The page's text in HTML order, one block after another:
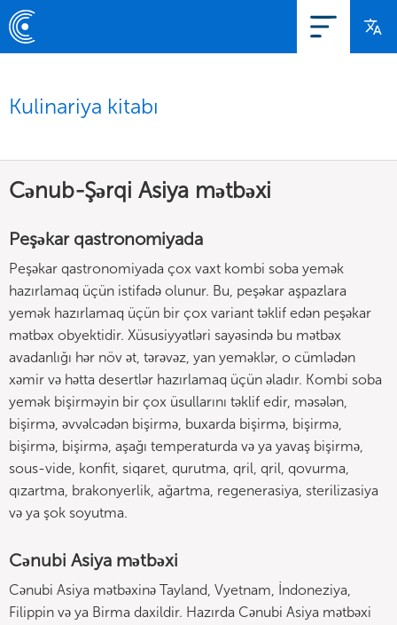
Kulinariya kitabı
Cənub-Şərqi Asiya mətbəxi
Peşəkar qastronomiyada
Peşəkar qastronomiyada çox vaxt kombi soba yemək
hazırlamaq üçün istifadə olunur. Bu, peşəkar aşpazlara
yemək hazırlamaq üçün bir çox variant təklif edən peşəkar
mətbəx obyektidir. Xüsusiyyətləri sayəsində bu mətbəx
avadanlığı hər növ ət, tərəvəz, yan yeməklər, o cümlədən
xəmir və hətta desertlər hazırlamaq üçün əladır. Kombi soba
yemək bişirməyin bir çox üsullarını təklif edir, məsələn,
bişirmə, əvvəlcədən bişirmə, buxarda bişirmə, bişirmə,
bişirmə, bişirmə, aşağı temperaturda və ya yavaş bişirmə,
sous-vide, konfit, siqaret, qurutma, qril, qril, qovurma,
qızartma, brakonyerlik, ağartma, regenerasiya, sterilizasiya
və ya şok soyutma.
Cənubi Asiya mətbəxi
Cənubi Asiya mətbəxinə Tayland, Vyetnam, İndoneziya,
Filippin və ya Birma daxildir. Hazırda Cənubi Asiya mətbəxi